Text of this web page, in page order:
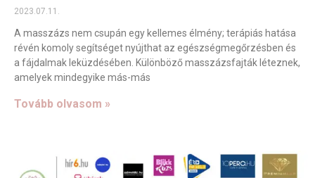
2023.07.11.
A masszázs nem csupán egy kellemes élmény; terápiás hatása
révén komoly segítséget nyújthat az egészségmegőrzésben és
a fájdalmak leküzdésében. Különböző masszázsfajták léteznek,
amelyek mindegyike más-más
Tovább olvasom »